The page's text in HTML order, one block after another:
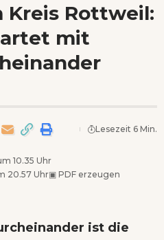
Kreis Rottweil:
mit
10.35 Uhr
20.57 Uhr▣ PDF erzeugen
Lesezeit 6 Min.
ist die